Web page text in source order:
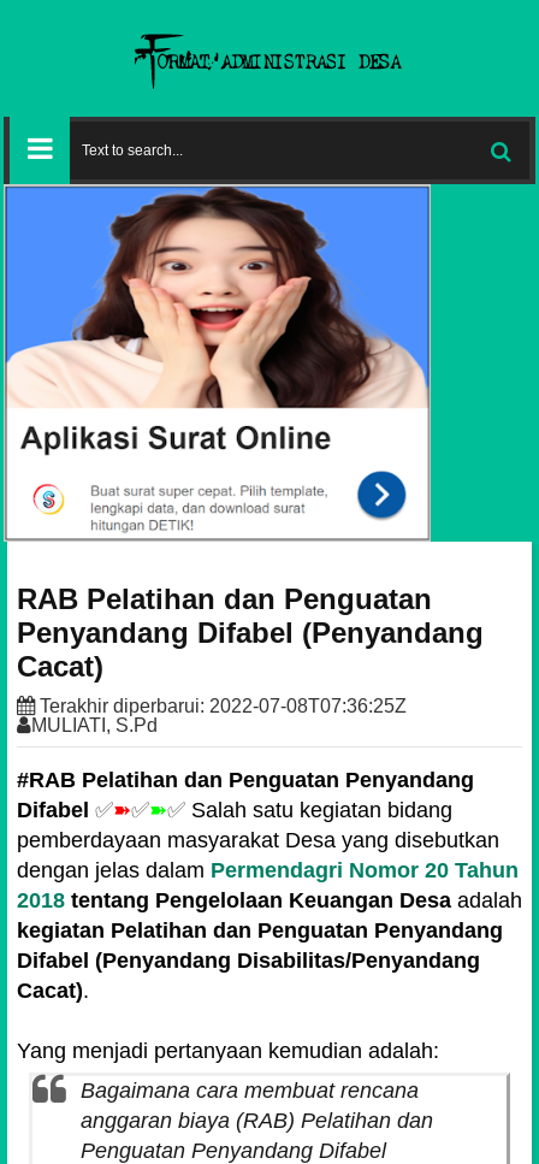
RAB Pelatihan dan Penguatan
Penyandang Difabel (Penyandang
Cacat)
Terakhir diperbarui: 2022-07-08T07:36:25Z
MULIATI, S.Pd
#RAB Pelatihan dan Penguatan Penyandang
Difabel ✅➽✅➽✅ Salah satu kegiatan bidang
pemberdayaan masyarakat Desa yang disebutkan
dengan jelas dalam Permendagri Nomor 20 Tahun
2018 tentang Pengelolaan Keuangan Desa adalah
kegiatan Pelatihan dan Penguatan Penyandang
Difabel (Penyandang Disabilitas/Penyandang
Cacat).
Yang menjadi pertanyaan kemudian adalah:
Bagaimana cara membuat rencana
anggaran biaya (RAB) Pelatihan dan
Penguatan Penyandang Difabel